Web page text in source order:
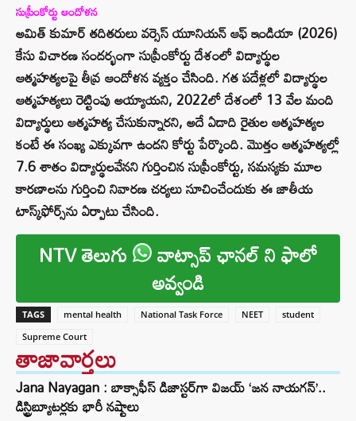
సుప్రీంకోర్టు ఆందోళన
అమిత్ కుమార్ తదితరులు వర్సెస్ యూనియన్ ఆఫ్ ఇండియా (2026)
కేసు విచారణ సందర్భంగా సుప్రీంకోర్టు దేశంలో విద్యార్థుల
ఆత్మహత్యలపై తీవ్ర ఆందోళన వ్యక్తం చేసింది. గత పదేళ్లలో విద్యార్థుల
ఆత్మహత్యలు రెట్టింపు అయ్యాయని, 2022లో దేశంలో 13 వేల మంది
విద్యార్థులు ఆత్మహత్య చేసుకున్నారని, అదే ఏడాది రైతుల ఆత్మహత్యల
కంటే ఈ సంఖ్య ఎక్కువగా ఉందని కోర్టు పేర్కొంది. మొత్తం ఆత్మహత్యల్లో
7.6 శాతం విద్యార్థులవేనని గుర్తించిన సుప్రీంకోర్టు, సమస్యకు మూల
కారణాలను గుర్తించి నివారణ చర్యలు సూచించేందుకు ఈ జాతీయ
టాస్క్‌ఫోర్స్‌ను ఏర్పాటు చేసింది.
NTV తెలుగు వాట్సాప్ ఛానల్ ని ఫాలో
అవ్వండి
TAGS mental health National Task Force NEET
student
Supreme Court
తాజావార్తలు
Jana Nayagan : బాక్సాఫీస్ డిజాస్టర్‌గా విజయ్ ‘జన నాయగన్’..
డిస్ట్రిబ్యూటర్లకు భారీ నష్టాలు